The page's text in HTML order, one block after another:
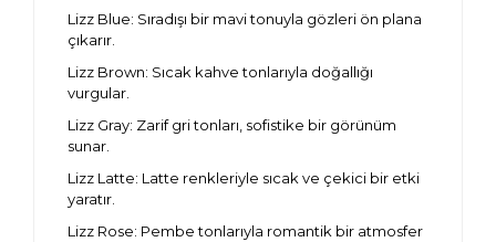
Lizz Blue: Sıradışı bir mavi tonuyla gözleri ön plana
çıkarır.
Lizz Brown: Sıcak kahve tonlarıyla doğallığı
vurgular.
Lizz Gray: Zarif gri tonları, sofistike bir görünüm
sunar.
Lizz Latte: Latte renkleriyle sıcak ve çekici bir etki
yaratır.
Lizz Rose: Pembe tonlarıyla romantik bir atmosfer